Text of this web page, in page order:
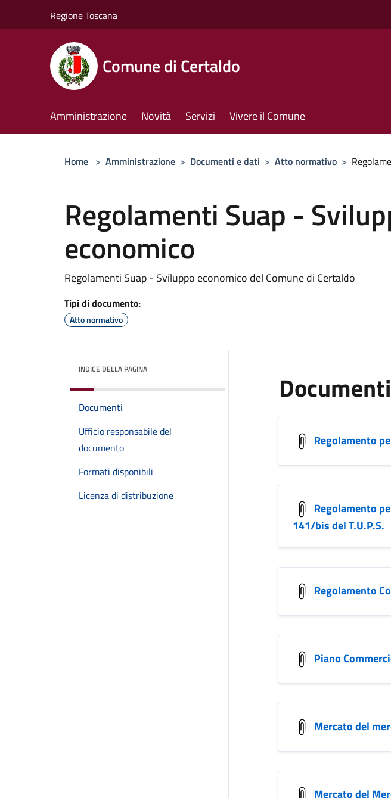
Regione Toscana
Comune di Certaldo
Amministrazione Novità Servizi Vivere il Comune
Home > Amministrazione > Documenti e dati > Atto normativo >
Regolamenti Suap -
economico
Regolamenti Suap - Sviluppo economico del Comune di Certaldo
Tipi di documento:
Atto normativo
INDICE DELLA PAGINA
Documenti
Ufficio responsabile del
documento
Formati disponibili
Licenza di distribuzione
Documenti
Regolamento
Regolamento
141/bis del T.U.P.S.
Regolamento
Piano
Mercato del
Mercato del